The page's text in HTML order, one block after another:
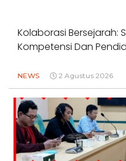
Kolaborasi Bersejarah:
Kompetensi Dan
NEWS 2 Agustus 2026